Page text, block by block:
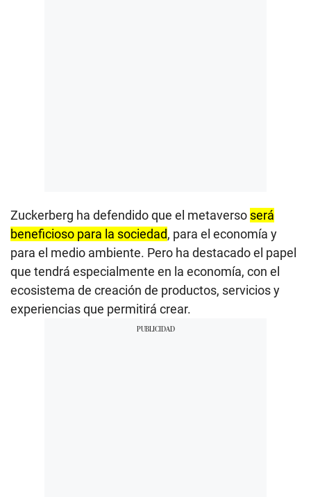
Zuckerberg ha defendido que el metaverso será
beneficioso para la sociedad, para el economía y
para el medio ambiente. Pero ha destacado el papel
que tendrá especialmente en la economía, con el
ecosistema de creación de productos, servicios y
experiencias que permitirá crear.